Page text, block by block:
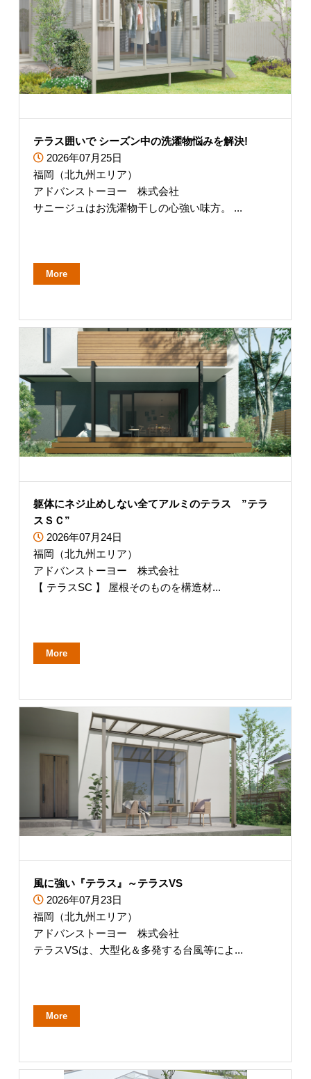
テラス囲いで シーズン中の洗濯物悩みを解決!
2026年07月25日
福岡（北九州エリア）
アドバンストーヨー 株式会社
サニージュはお洗濯物干しの心強い味方。 ...
More
躯体にネジ止めしない全てアルミのテラス ”テラ
スＳＣ”
2026年07月24日
福岡（北九州エリア）
アドバンストーヨー 株式会社
【 テラスSC 】 屋根そのものを構造材...
More
風に強い『テラス』～テラスVS
2026年07月23日
福岡（北九州エリア）
アドバンストーヨー 株式会社
テラスVSは、大型化＆多発する台風等によ...
More